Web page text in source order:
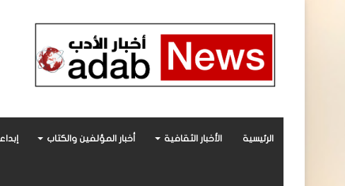
الرئيسية الأخبار الثقافية أخبار المؤلفين والكتاب